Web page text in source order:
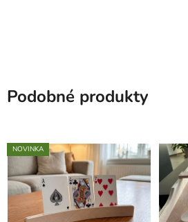
Podobné produkty
NOVINKA